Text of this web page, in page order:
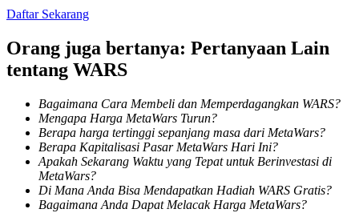
Memandu
Panduan Pemula Berjangka
Daftar Sekarang
Orang juga bertanya: Pertanyaan Lain
tentang WARS
Bagaimana Cara Membeli dan Memperdagangkan WARS?
Mengapa Harga MetaWars Turun?
Berapa harga tertinggi sepanjang masa dari MetaWars?
Berapa Kapitalisasi Pasar MetaWars Hari Ini?
Apakah Sekarang Waktu yang Tepat untuk Berinvestasi di
MetaWars?
Di Mana Anda Bisa Mendapatkan Hadiah WARS Gratis?
Bagaimana Anda Dapat Melacak Harga MetaWars?